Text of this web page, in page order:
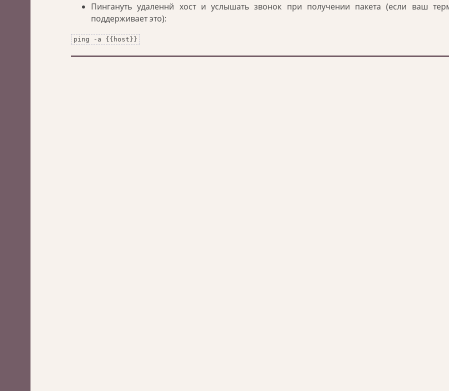
Пингануть удаленнй хост и услышать звонок при получении пакета (если ваш
поддерживает это):
ping -a {{host}}